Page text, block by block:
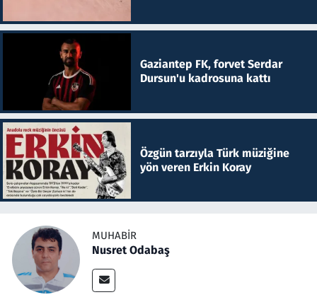
Gaziantep FK, forvet Serdar
Dursun'u kadrosuna kattı
Özgün tarzıyla Türk müziğine
yön veren Erkin Koray
MUHABIR
Nusret Odabaş